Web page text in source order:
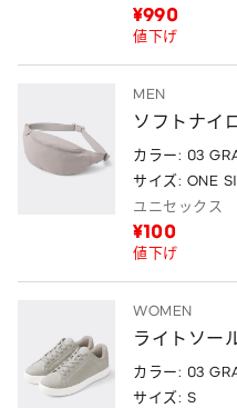
¥990
値下げ
MEN
ソフトナイ
カラー: 03
サイズ: ONE
ユニセックス
¥100
値下げ
WOMEN
ライトソー
カラー: 03
サイズ: S